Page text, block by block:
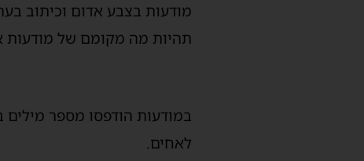
מודעות בצבע אדום וכיתוב
תהיות מה מקומם של מודעות
במודעות הודפסו מספר מילים
לאחים.